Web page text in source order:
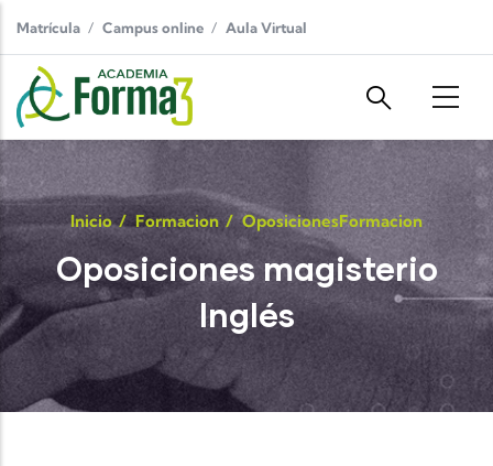
Matrícula Campus online Aula Virtual
Inicio/ Formacion / OposicionesFormacion
Oposiciones magisterio
Inglés